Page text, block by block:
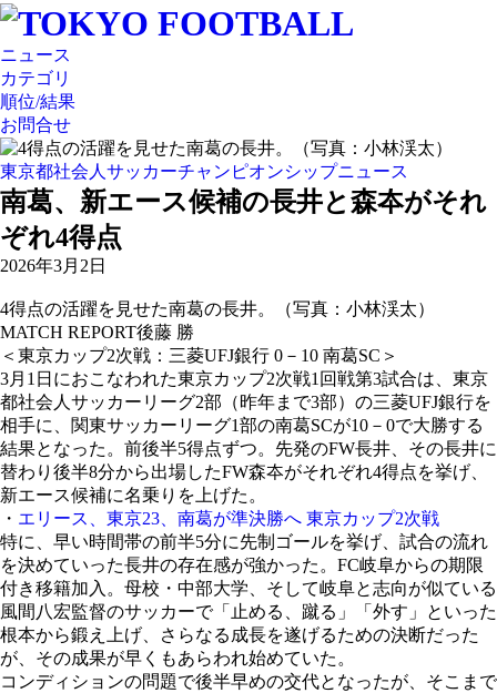
ニュース
カテゴリ
順位/結果
お問合せ
東京都社会人サッカーチャンピオンシップニュース
南葛、新エース候補の長井と森夲がそれ
ぞれ4得点
2026年3月2日
4得点の活躍を見せた南葛の長井。（写真：小林渓太）
MATCH REPORT後藤 勝
＜東京カップ2次戦：三菱UFJ銀行 0－10 南葛SC＞
3月1日におこなわれた東京カップ2次戦1回戦第3試合は、東京
都社会人サッカーリーグ2部（昨年まで3部）の三菱UFJ銀行を
相手に、関東サッカーリーグ1部の南葛SCが10－0で大勝する
結果となった。前後半5得点ずつ。先発のFW長井、その長井に
替わり後半8分から出場したFW森夲がそれぞれ4得点を挙げ、
新エース候補に名乗りを上げた。
・ エリース、東京23、南葛が準決勝へ 東京カップ2次戦
特に、早い時間帯の前半5分に先制ゴールを挙げ、試合の流れ
を決めていった長井の存在感が強かった。FC岐阜からの期限
付き移籍加入。母校・中部大学、そして岐阜と志向が似ている
風間八宏監督のサッカーで「止める、蹴る」「外す」といった
根本から鍛え上げ、さらなる成長を遂げるための決断だった
が、その成果が早くもあらわれ始めていた。
コンディションの問題で後半早めの交代となったが、そこまで